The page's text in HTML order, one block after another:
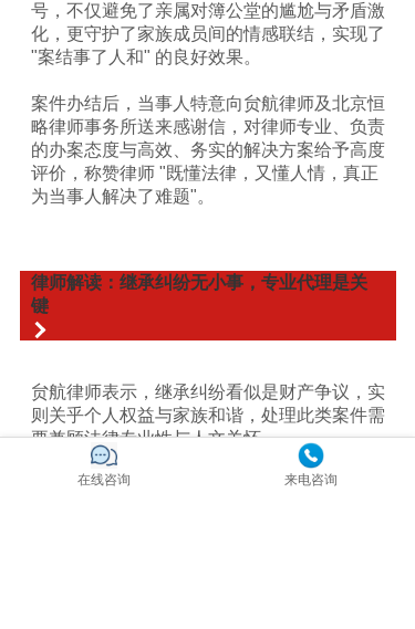
号，不仅避免了亲属对簿公堂的尴尬与矛盾激
化，更守护了家族成员间的情感联结，实现了
"案结事了人和" 的良好效果。
案件办结后，当事人特意向贠航律师及北京恒
略律师事务所送来感谢信，对律师专业、负责
的办案态度与高效、务实的解决方案给予高度
评价，称赞律师 "既懂法律，又懂人情，真正
为当事人解决了难题"。
律师解读：继承纠纷无小事，专业代理是关
键
贠航律师表示，继承纠纷看似是财产争议，实
则关乎个人权益与家族和谐，处理此类案件需
要兼顾法律专业性与人文关怀。
1.及时固定关键证据是核心
在线咨询 来电咨询